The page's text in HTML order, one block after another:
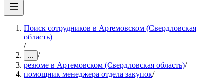
Поиск сотрудников в Артемовском (Свердловская
область)
/
... /
резюме в Артемовском (Свердловская область)/
помощник менеджера отдела закупок/